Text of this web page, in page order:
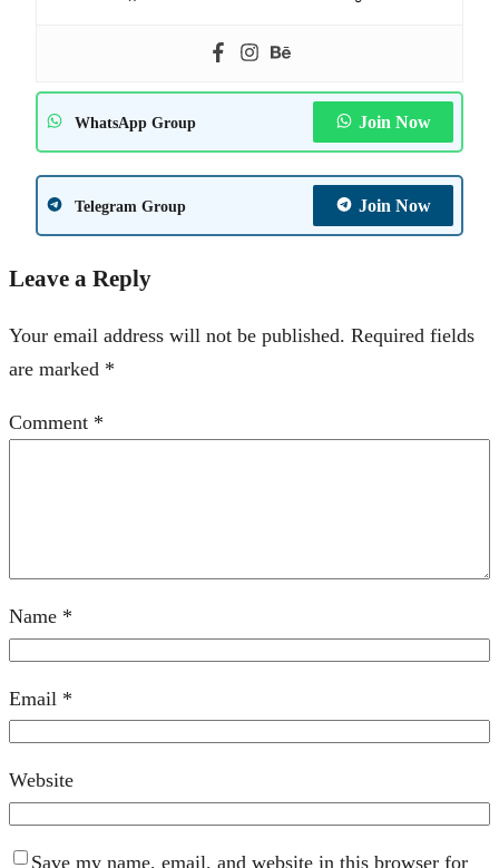
WhatsApp Group Join Now
Telegram Group Join Now
Leave a Reply
Your email address will not be published. Required fields
are marked *
Comment *
Name *
Email *
Website
Save my name, email, and website in this browser for